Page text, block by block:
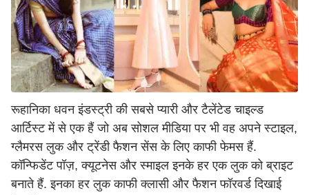
रूहानिका धवन इंडस्ट्री की सबसे प्यारी और टैलेंटेड चाइल्ड
आर्टिस्ट में से एक हैं जो अब सोशल मीडिया पर भी वह अपने स्टाइल,
ग्लैमरस लुक और ट्रेंडी फैशन सेंस के लिए काफी फेमस हैं.
कॉन्फिडेंट पॉज़, क्यूटनेस और स्माइल इनके हर एक लुक को ब्राइट
बनाते हैं. इनका हर लुक काफी क्लासी और फैशन फॉरवर्ड दिखाई